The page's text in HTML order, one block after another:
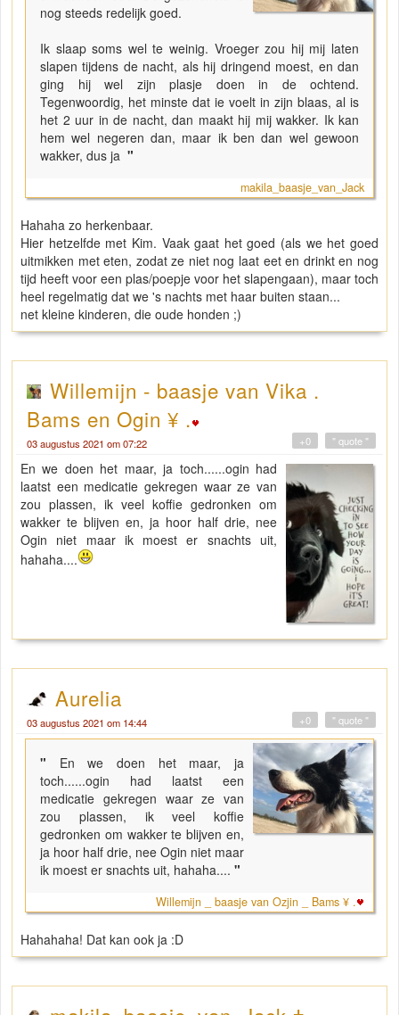
nog steeds redelijk goed.
Ik slaap soms wel te weinig. Vroeger zou hij mij laten
slapen tijdens de nacht, als hij dringend moest, en dan
ging hij wel zijn plasje doen in de ochtend.
Tegenwoordig, het minste dat ie voelt in zijn blaas, al is
het 2 uur in de nacht, dan maakt hij mij wakker. Ik kan
hem wel negeren dan, maar ik ben dan wel gewoon
wakker, dus ja "
makila_baasje_van_Jack
Hahaha zo herkenbaar.
Hier hetzelfde met Kim. Vaak gaat het goed (als we het goed
uitmikken met eten, zodat ze niet nog laat eet en drinkt en nog
tijd heeft voor een plas/poepje voor het slapengaan), maar toch
heel regelmatig dat we 's nachts met haar buiten staan...
net kleine kinderen, die oude honden ;)
Willemijn - baasje van Vika .
Bams en Ogin ¥ .
03 augustus 2021 om 07:22 " quote "
+0
En we doen het maar, ja toch......ogin had
laatst een medicatie gekregen waar ze van
zou plassen, ik veel koffie gedronken om
wakker te blijven en, ja hoor half drie, nee
Ogin niet maar ik moest er snachts uit,
hahaha....
Aurelia
03 augustus 2021 om 14:44 " quote "
+0
" En we doen het maar, ja
toch......ogin had laatst een
medicatie gekregen waar ze van
zou plassen, ik veel koffie
gedronken om wakker te blijven en,
ja hoor half drie, nee Ogin niet maar
ik moest er snachts uit, hahaha.... "
Willemijn _ baasje van Ozjin _ Bams ¥ .
Hahahaha! Dat kan ook ja :D